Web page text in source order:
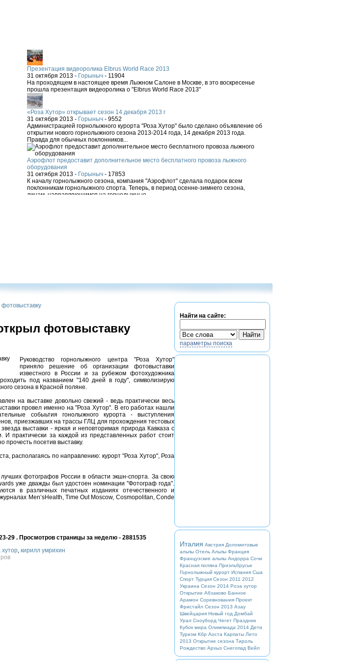
Презентация видеоролика Elbrus World Race 2013
31 октября 2013 - Горыныч - 11904
На проходящем в настоящее время Лыжном Салоне в Москве, в это воскресенье
прошла презентация видеоролика о "Elbrus World Race 2013"
«Роза Хутор» открывает сезон 14 декабря 2013 г
31 октября 2013 - Горыныч - 9552
Администрацией горнолыжного курорта "Роза Хутор" было сделано объявление об
открытии нового горнолыжного сезона 2013-2014 года, 14 декабря 2013 года.
Правда для обычных поклонников...
Аэрофлот предоставит дополнительное место бесплатного провоза лыжного
оборудования
31 октября 2013 - Горыныч - 17853
К началу горнолыжного сезона, компания "Аэрофлот" сделала подарок всем
поклонникам горнолыжного спорта. Теперь, в период осенне-зимнего сезона,
лицам, направляющимся на горнолыжные...
фотовыставку
Руководство горнолыжного центра "Роза Хутор"
приняло решение об организации фотовыставки
известного в России и за рубежом фотохудожника
под названием "140 дней в году", символизирую
сезона в Красной поляне.
на выставке довольно свежий - ведь практически весь
провел именно на "Роза Хутор". В его работах нашли
собыьтия гонолыжного курорта - выступления
приезжавших на трассы ГЛЦ для прохождения тестовых
выставки - яркая и неповторимая природа Кавказа с
практически за каждой из представленных работ стоит
прочесть посетив выставку.
располагаясь по направлению: курорт "Роза Хутор", Роза
фотографов России в области экшн-спорта. За свою
уже дважды был удостоен номинации "Фотограф года".
в различных печатных изданиях отечественного и
Men’sHealth, Time Out Moscow, Cosmopolitan, Conde
29 . Просмотров страницы за неделю - 2881535
хутор, кирилл умрихин
Найти на сайте:
параметры поиска
Италия Австрия Доломитовые
альпы Отель Альпы Франция
Французские альпы Андорра Сочи
Красная поляна Приэльбрусье
Горнолыжный курорт Испания Сша
Спорт Турция Сезон 2011 2012
Украина Сезон 2014 Роза хутор
Открытие Абзаково Банное
Арамон Соревнования Проект
Фристайл Сезон 2013 Азау
Швейцария Новый год Домбай
Урал Сноуборд Чегет Праздник
Кубок мира Олимпиада 2014 Дети
Туризм Кбр Аоста Карпаты Лето
2013 Открытие сезона Тироль
Рождество Архыз Снегопад Вейл